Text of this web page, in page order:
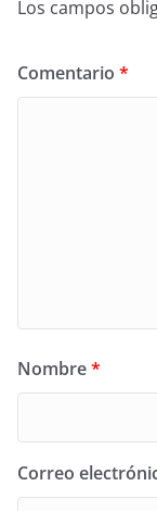
Los campos
Comentario *
Nombre*
Correo